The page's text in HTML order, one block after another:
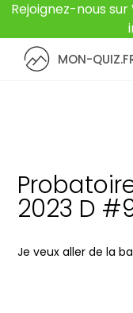
Rejoignez-nous
MON-
2023 D
Je veux aller de la